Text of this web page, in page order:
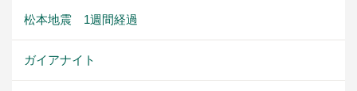
松本地震 1週間経過
ガイアナイト